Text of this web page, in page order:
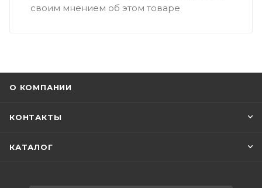
своим мнением об этом товаре
О КОМПАНИИ
КОНТАКТЫ
КАТАЛОГ